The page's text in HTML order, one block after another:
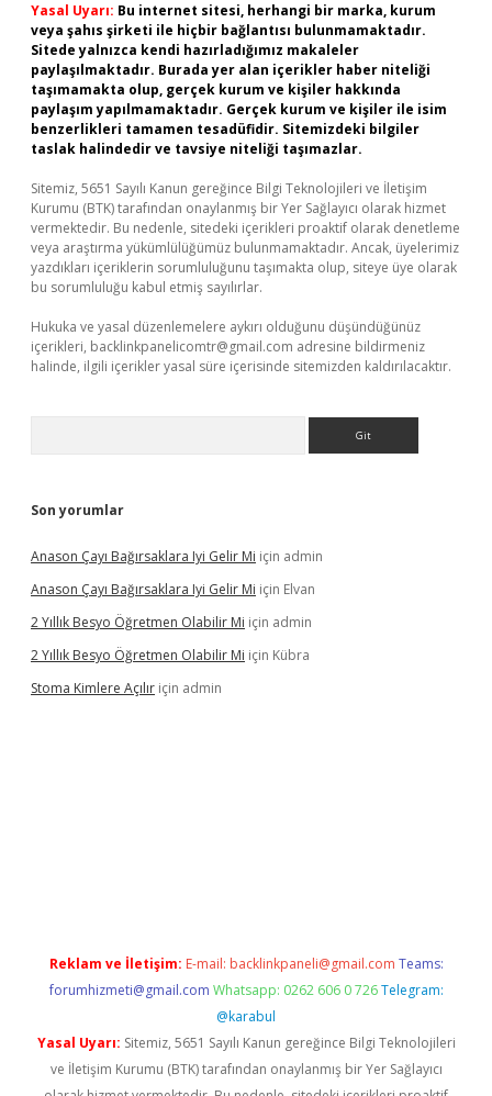
Yasal Uyarı: Bu internet sitesi, herhangi bir marka, kurum
veya şahıs şirketi ile hiçbir bağlantısı bulunmamaktadır.
Sitede yalnızca kendi hazırladığımız makaleler
paylaşılmaktadır. Burada yer alan içerikler haber niteliği
taşımamakta olup, gerçek kurum ve kişiler hakkında
paylaşım yapılmamaktadır. Gerçek kurum ve kişiler ile isim
benzerlikleri tamamen tesadüfidir. Sitemizdeki bilgiler
taslak halindedir ve tavsiye niteliği taşımazlar.
Sitemiz, 5651 Sayılı Kanun gereğince Bilgi Teknolojileri ve İletişim
Kurumu (BTK) tarafından onaylanmış bir Yer Sağlayıcı olarak hizmet
vermektedir. Bu nedenle, sitedeki içerikleri proaktif olarak denetleme
veya araştırma yükümlülüğümüz bulunmamaktadır. Ancak, üyelerimiz
yazdıkları içeriklerin sorumluluğunu taşımakta olup, siteye üye olarak
bu sorumluluğu kabul etmiş sayılırlar.
Hukuka ve yasal düzenlemelere aykırı olduğunu düşündüğünüz
içerikleri, backlinkpanelicomtr@gmail.com adresine bildirmeniz
halinde, ilgili içerikler yasal süre içerisinde sitemizden kaldırılacaktır.
Son yorumlar
Anason Çayı Bağırsaklara Iyi Gelir Mi için admin
Anason Çayı Bağırsaklara Iyi Gelir Mi için Elvan
2 Yıllık Besyo Öğretmen Olabilir Mi için admin
2 Yıllık Besyo Öğretmen Olabilir Mi için Kübra
Stoma Kimlere Açılır için admin
Reklam ve İletişim: E-mail: backlinkpaneli@gmail.com Teams:
forumhizmeti@gmail.com Whatsapp: 0262 606 0 726 Telegram:
@karabul
Yasal Uyarı: Sitemiz, 5651 Sayılı Kanun gereğince Bilgi Teknolojileri
ve İletişim Kurumu (BTK) tarafından onaylanmış bir Yer Sağlayıcı